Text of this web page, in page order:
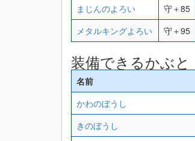
まじんのよろい
守＋85
メタルキングよろい
守＋95
装備できるかぶと
名前
かわのぼうし
きのぼうし